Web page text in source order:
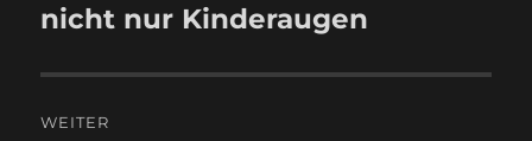
Beitrag:
nicht nur Kinderaugen
WEITER